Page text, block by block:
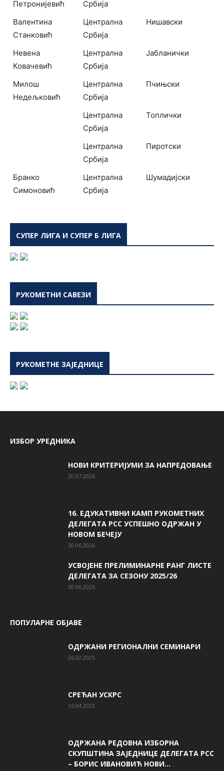
Петронијевић
Србија
Валентина
Станковић
Централна
Србија
Нишавски
Невена
Ковачевић
Централна
Србија
Јабланички
Милош
Недељковић
Централна
Србија
Пчињски
Централна
Србија
Топлички
Централна
Србија
Пиротски
Бранко
Симоновић
Централна
Србија
Шумадијски
СУПЕР ЛИГА И СУПЕР Б ЛИГА
РУКОМЕТНИ САВЕЗИ
РУКОМЕТНЕ ЗАЈЕДНИЦЕ
ИЗБОР УРЕДНИКА
НОВИ КРИТЕРИЈУМИ ЗА НАПРЕДОВАЊЕ
20.07.2026
16. ЕДУКАТИВНИ КАМП РУКОМЕТНИХ
ДЕЛЕГАТА РСС УСПЕШНО ОДРЖАН У
НОВОМ БЕЧЕЈУ
30.06.2026
УСВОЈЕНЕ ПРЕЛИМИНАРНЕ РАНГ ЛИСТЕ
ДЕЛЕГАТА ЗА СЕЗОНУ 2025/26
30.06.2026
ПОПУЛАРНЕ ОБЈАВЕ
ОДРЖАНИ РЕГИОНАЛНИ СЕМИНАРИ
26.02.2025
СРЕЋАН УСКРС
16.04.2023
ОДРЖАНА РЕДОВНА ИЗБОРНА
СКУПШТИНА ЗАЈЕДНИЦЕ ДЕЛЕГАТА РСС
– БОРИС ИВАНОВИЋ НОВИ...